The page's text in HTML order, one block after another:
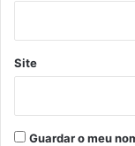
Site
Guardar o meu